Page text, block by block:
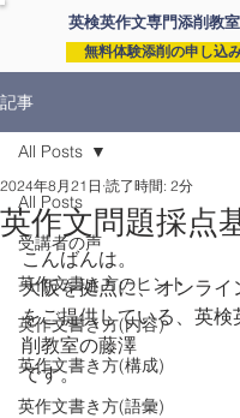
英検英作文専門添削教室
無料体験添削の申し込
記事
All Posts
受講者の声
英作文書き方のヒント
英作文書き方(内容)
英作文書き方(構成)
英作文書き方(語彙)
All Posts
英作文問題採
2024年8月21日 読了時間: 2分
こんばんは。
大阪を拠点に、オンライ
をご提供している、英検
削教室の藤澤
です。